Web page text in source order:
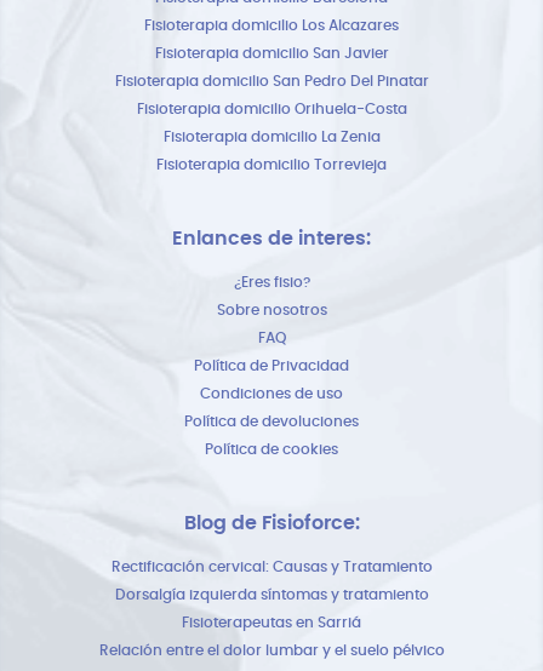
Fisioterapia domicilio Los Alcazares
Fisioterapia domicilio San Javier
Fisioterapia domicilio San Pedro Del Pinatar
Fisioterapia domicilio Orihuela-Costa
Fisioterapia domicilio La Zenia
Fisioterapia domicilio Torrevieja
Enlances de interes:
¿Eres fisio?
Sobre nosotros
FAQ
Política de Privacidad
Condiciones de uso
Política de devoluciones
Política de cookies
Blog de Fisioforce:
Rectificación cervical: Causas y Tratamiento
Dorsalgía izquierda síntomas y tratamiento
Fisioterapeutas en Sarriá
Relación entre el dolor lumbar y el suelo pélvico